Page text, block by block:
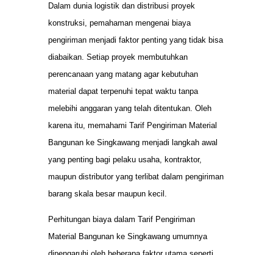
Dalam dunia logistik dan distribusi proyek
konstruksi, pemahaman mengenai biaya
pengiriman menjadi faktor penting yang tidak bisa
diabaikan. Setiap proyek membutuhkan
perencanaan yang matang agar kebutuhan
material dapat terpenuhi tepat waktu tanpa
melebihi anggaran yang telah ditentukan. Oleh
karena itu, memahami Tarif Pengiriman Material
Bangunan ke Singkawang menjadi langkah awal
yang penting bagi pelaku usaha, kontraktor,
maupun distributor yang terlibat dalam pengiriman
barang skala besar maupun kecil.
Perhitungan biaya dalam Tarif Pengiriman
Material Bangunan ke Singkawang umumnya